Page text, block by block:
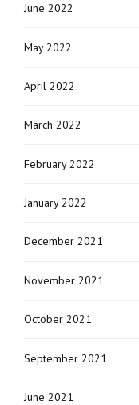
June 2022
May 2022
April 2022
March 2022
February 2022
January 2022
December 2021
November 2021
October 2021
September 2021
June 2021